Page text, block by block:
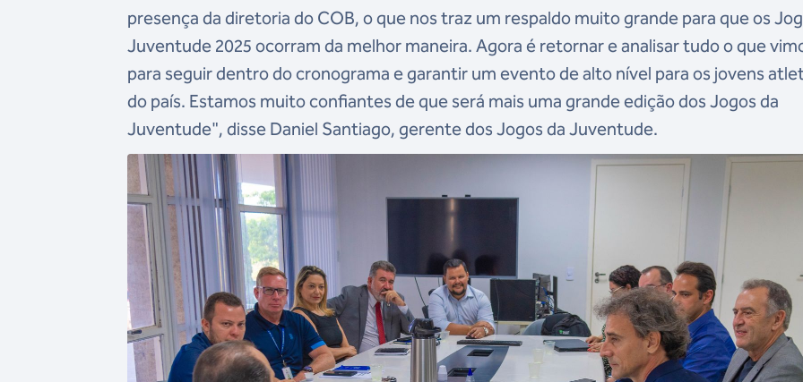
presença da diretoria do COB, o que nos traz um respaldo muito grande para que os
Juventude 2025 ocorram da melhor maneira. Agora é retornar e analisar tudo o que
para seguir dentro do cronograma e garantir um evento de alto nível para os jovens
do país. Estamos muito confiantes de que será mais uma grande edição dos Jogos da
Juventude", disse Daniel Santiago, gerente dos Jogos da Juventude.